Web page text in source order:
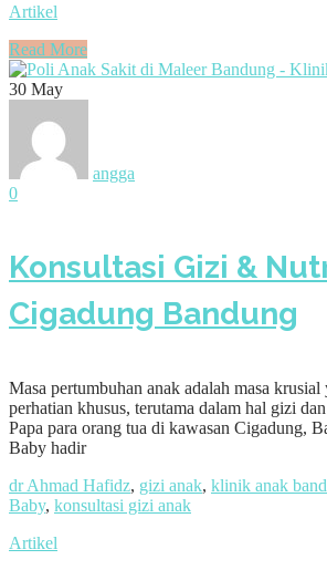
Artikel
Read More
30 May
angga
0
Konsultasi Gizi &
Cigadung Bandung
Masa pertumbuhan anak adalah masa
perhatian khusus, terutama dalam hal gizi
Papa para orang tua di kawasan Cigadung,
Baby hadir
dr Ahmad Hafidz, gizi anak, klinik anak
Baby, konsultasi gizi anak
Artikel